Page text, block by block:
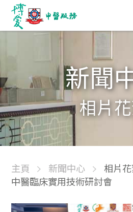
新聞
相片
主頁 新聞中心 相片
中醫臨床實用技術研討會